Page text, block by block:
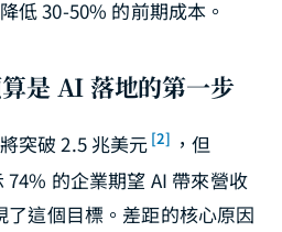
低 30-50% 的前期成本。
是 AI 落地的第一步
突破 2.5 兆美元 [2] ，但
74% 的企業期望 AI 帶來營收
了這個目標。差距的核心原因